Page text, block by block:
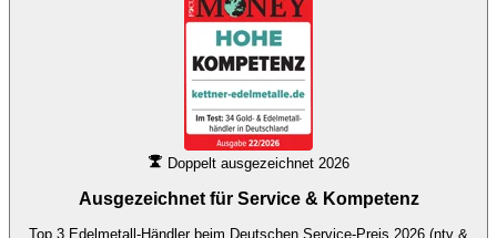
Doppelt ausgezeichnet 2026
Ausgezeichnet für Service & Kompetenz
Top 3 Edelmetall-Händler beim Deutschen Service-Preis 2026 (ntv &